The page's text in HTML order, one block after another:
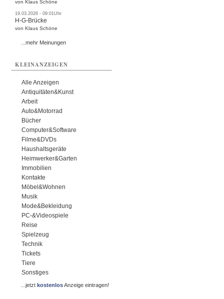
von Klaus Schöne
19.03.2026 - 09:01Uhr
H-G-Brücke
von Klaus Schöne
...mehr Meinungen
KLEINANZEIGEN
Alle Anzeigen
Antiquitäten&Kunst
Arbeit
Auto&Motorrad
Bücher
Computer&Software
Filme&DVDs
Haushaltsgeräte
Heimwerker&Garten
Immobilien
Kontakte
Möbel&Wohnen
Musik
Mode&Bekleidung
PC-&Videospiele
Reise
Spielzeug
Technik
Tickets
Tiere
Sonstiges
...jetztkostenlosAnzeige eintragen!